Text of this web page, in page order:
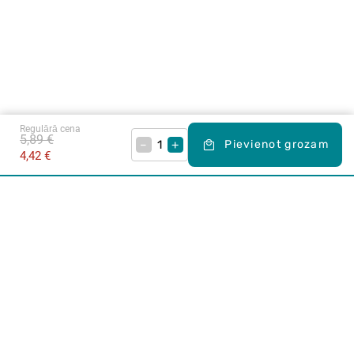
Regulārā cena
4,42 €
5,89 € – + Pievienot grozam